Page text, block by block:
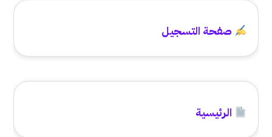
صفحة التسجيل
الرئيسية